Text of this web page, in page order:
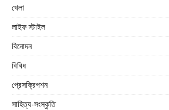
খেলা
লাইফ স্টাইল
বিনোদন
বিবিধ
প্রেসক্রিপশন
সাহিত্য-সংস্কৃতি